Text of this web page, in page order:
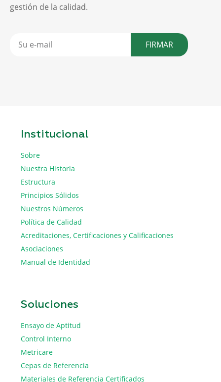
gestión de la calidad.
FIRMAR
Institucional
Sobre
Nuestra Historia
Estructura
Principios Sólidos
Nuestros Números
Política de Calidad
Acreditaciones, Certificaciones y Calificaciones
Asociaciones
Manual de Identidad
Soluciones
Ensayo de Aptitud
Control Interno
Metricare
Cepas de Referencia
Materiales de Referencia Certificados